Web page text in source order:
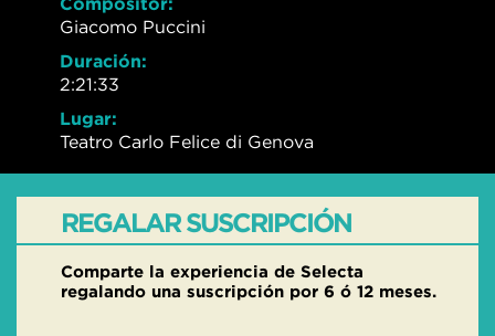
Giacomo Puccini
Duración:
2:21:33
Lugar:
Teatro Carlo Felice di Genova
REGALAR SUSCRIPCIÓN
Comparte la experiencia de Selecta
regalando una suscripción por 6 ó 12 meses.